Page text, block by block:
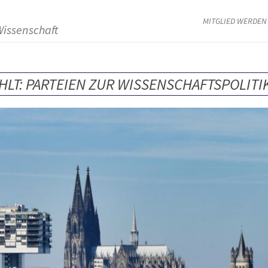
MITGLIED WERDEN
PARTEIEN ZUR